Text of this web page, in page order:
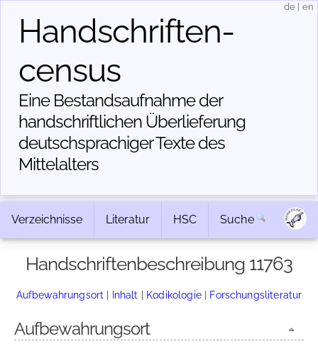
Handschriften­
census
Eine Bestandsaufnahme der
handschriftlichen Über­lieferung
deutschsprachiger Texte des
Mittelalters
de en
Verzeichnisse Literatur HSC Suche
Handschriftenbeschreibung 11763
Aufbewahrungsort | Inhalt | Kodikologie| Forschungsliteratur
Aufbewahrungsort